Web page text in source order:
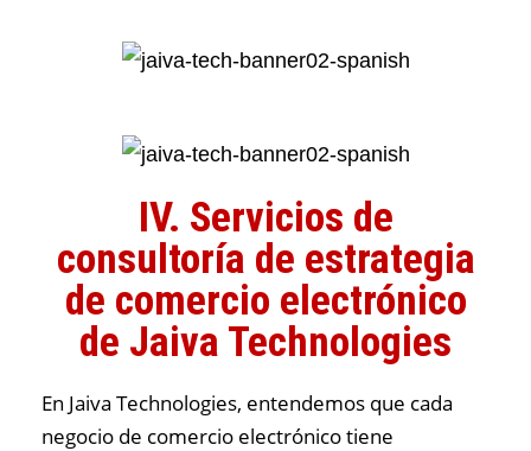
IV. Servicios de
consultoría de estrategia
de comercio electrónico
de Jaiva Technologies
En Jaiva Technologies, entendemos que cada
negocio de comercio electrónico tiene